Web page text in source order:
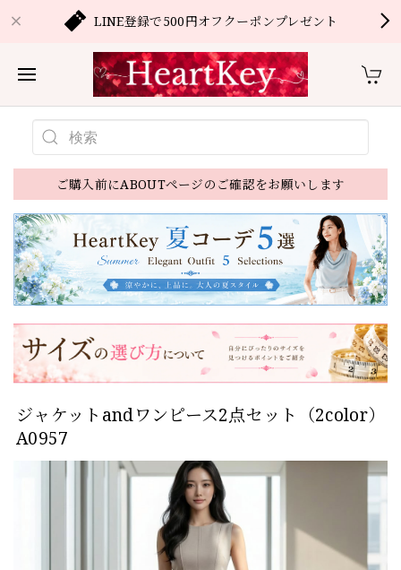
LINE登録で500円オフクーポンプレゼント
ご購入前にABOUTページのご確認をお願いします
ジャケットandワンピース2点セット（2color）
A0957